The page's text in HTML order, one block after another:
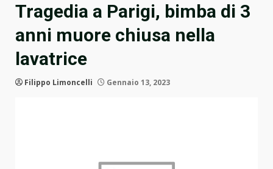
Tragedia a Parigi, bimba di 3
anni muore chiusa nella
lavatrice
Filippo Limoncelli Gennaio 13, 2023